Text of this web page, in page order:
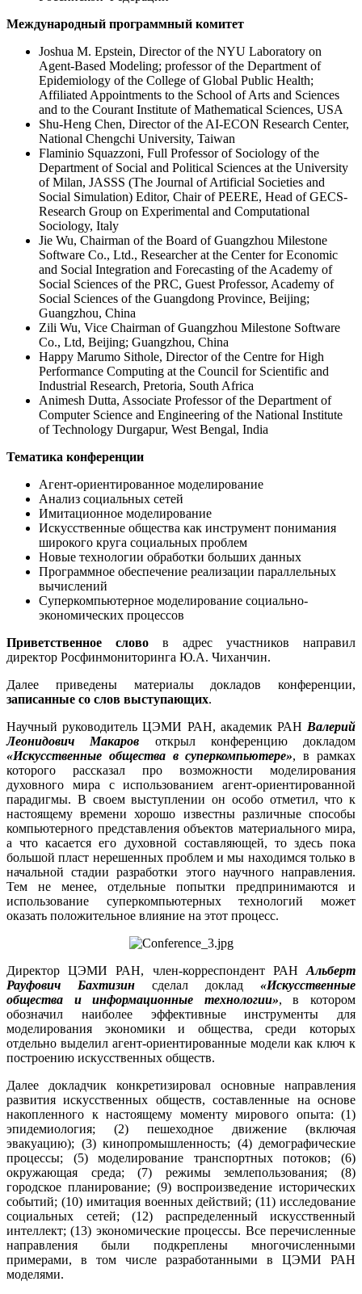
Международный программный комитет
Joshua M. Epstein, Director of the NYU Laboratory on
Agent-Based Modeling; professor of the Department of
Epidemiology of the College of Global Public Health;
Affiliated Appointments to the School of Arts and Sciences
and to the Courant Institute of Mathematical Sciences, USA
Shu-Heng Chen, Director of the AI-ECON Research Center,
National Chengchi University, Taiwan
Flaminio Squazzoni, Full Professor of Sociology of the
Department of Social and Political Sciences at the University
of Milan, JASSS (The Journal of Artificial Societies and
Social Simulation) Editor, Chair of PEERE, Head of GECS-
Research Group on Experimental and Computational
Sociology, Italy
Jie Wu, Chairman of the Board of Guangzhou Milestone
Software Co., Ltd., Researcher at the Center for Economic
and Social Integration and Forecasting of the Academy of
Social Sciences of the PRC, Guest Professor, Academy of
Social Sciences of the Guangdong Province, Beijing;
Guangzhou, China
Zili Wu, Vice Chairman of Guangzhou Milestone Software
Co., Ltd, Beijing; Guangzhou, China
Happy Marumo Sithole, Director of the Centre for High
Performance Computing at the Council for Scientific and
Industrial Research, Pretoria, South Africa
Animesh Dutta, Associate Professor of the Department of
Computer Science and Engineering of the National Institute
of Technology Durgapur, West Bengal, India
Тематика конференции
Агент-ориентированное моделирование
Анализ социальных сетей
Имитационное моделирование
Искусственные общества как инструмент понимания
широкого круга социальных проблем
Новые технологии обработки больших данных
Программное обеспечение реализации параллельных
вычислений
Суперкомпьютерное моделирование социально-
экономических процессов
Приветственное слово в адрес участников направил
директор Росфинмониторинга Ю.А. Чиханчин.
Далее приведены материалы докладов конференции,
записанные со слов выступающих.
Научный руководитель ЦЭМИ РАН, академик РАН Валерий
Леонидович Макаров открыл конференцию докладом
«Искусственные общества в суперкомпьютере», в рамках
которого рассказал про возможности моделирования
духовного мира с использованием агент-ориентированной
парадигмы. В своем выступлении он особо отметил, что к
настоящему времени хорошо известны различные способы
компьютерного представления объектов материального мира,
а что касается его духовной составляющей, то здесь пока
большой пласт нерешенных проблем и мы находимся только в
начальной стадии разработки этого научного направления.
Тем не менее, отдельные попытки предпринимаются и
использование суперкомпьютерных технологий может
оказать положительное влияние на этот процесс.
Директор ЦЭМИ РАН, член-корреспондент РАНАльберт
Рауфович Бахтизин сделал доклад «Искусственные
общества и информационные технологии», в котором
обозначил наиболее эффективные инструменты для
моделирования экономики и общества, среди которых
отдельно выделил агент-ориентированные модели как ключ к
построению искусственных обществ.
Далее докладчик конкретизировал основные направления
развития искусственных обществ, составленные на основе
накопленного к настоящему моменту мирового опыта: (1)
эпидемиология; (2) пешеходное движение (включая
эвакуацию); (3) кинопромышленность; (4) демографические
процессы; (5) моделирование транспортных потоков; (6)
окружающая среда; (7) режимы землепользования; (8)
городское планирование; (9) воспроизведение исторических
событий; (10) имитация военных действий; (11) исследование
социальных сетей; (12) распределенный искусственный
интеллект; (13) экономические процессы. Все перечисленные
направления были подкреплены многочисленными
примерами, в том числе разработанными в ЦЭМИ РАН
моделями.